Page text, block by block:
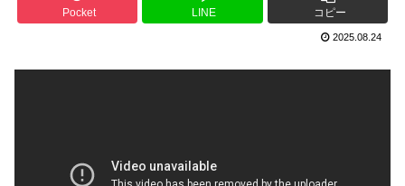
Pocket LINE コピー
2025.08.24